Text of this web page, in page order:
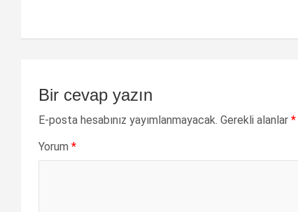
Bir cevap yazın
E-posta hesabınız yayımlanmayacak. Gerekli alanlar *
Yorum *